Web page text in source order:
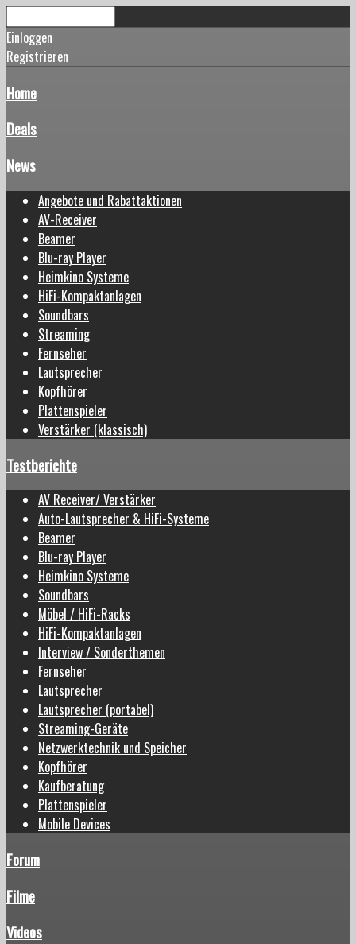
Einloggen
Registrieren
Home
Deals
News
Angebote und Rabattaktionen
AV-Receiver
Beamer
Blu-ray Player
Heimkino Systeme
HiFi-Kompaktanlagen
Soundbars
Streaming
Fernseher
Lautsprecher
Kopfhörer
Plattenspieler
Verstärker (klassisch)
Testberichte
AV Receiver/ Verstärker
Auto-Lautsprecher & HiFi-Systeme
Beamer
Blu-ray Player
Heimkino Systeme
Soundbars
Möbel / HiFi-Racks
HiFi-Kompaktanlagen
Interview / Sonderthemen
Fernseher
Lautsprecher
Lautsprecher (portabel)
Streaming-Geräte
Netzwerktechnik und Speicher
Kopfhörer
Kaufberatung
Plattenspieler
Mobile Devices
Forum
Filme
Videos